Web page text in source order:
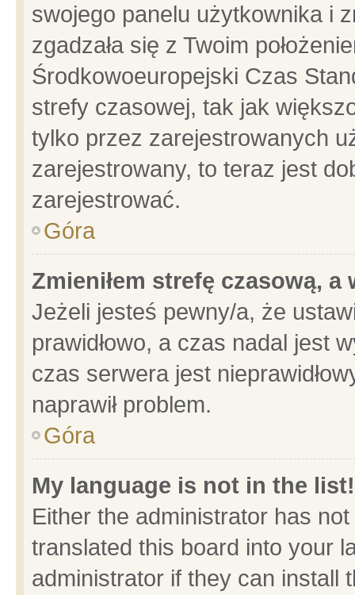
swojego panelu użytkownika i
zgadzała się z Twoim
Środkowoeuropejski Czas
strefy czasowej, tak jak
tylko przez zarejestrowanych
zarejestrowany, to teraz jest
zarejestrować.
Góra
Zmieniłem strefę czasową,
Jeżeli jesteś pewny/a, że
prawidłowo, a czas nadal jest
czas serwera jest
naprawił problem.
Góra
My language is not in the list!
Either the administrator has
translated this board into your
administrator if they can install